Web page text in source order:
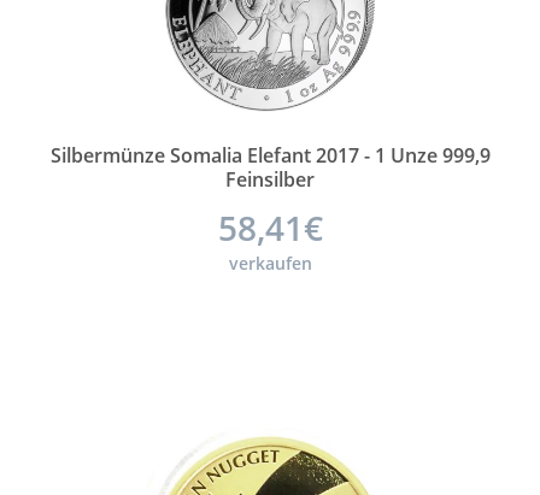
Silbermünze Somalia Elefant 2017 - 1 Unze 999,9
Feinsilber
58,41€
verkaufen